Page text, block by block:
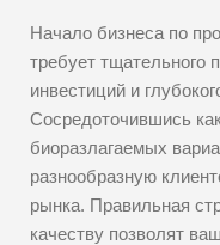
Начало бизнеса по
требует тщательного
инвестиций и
Сосредоточившись
биоразлагаемых
разнообразную
рынка. Правильная
качеству позволят